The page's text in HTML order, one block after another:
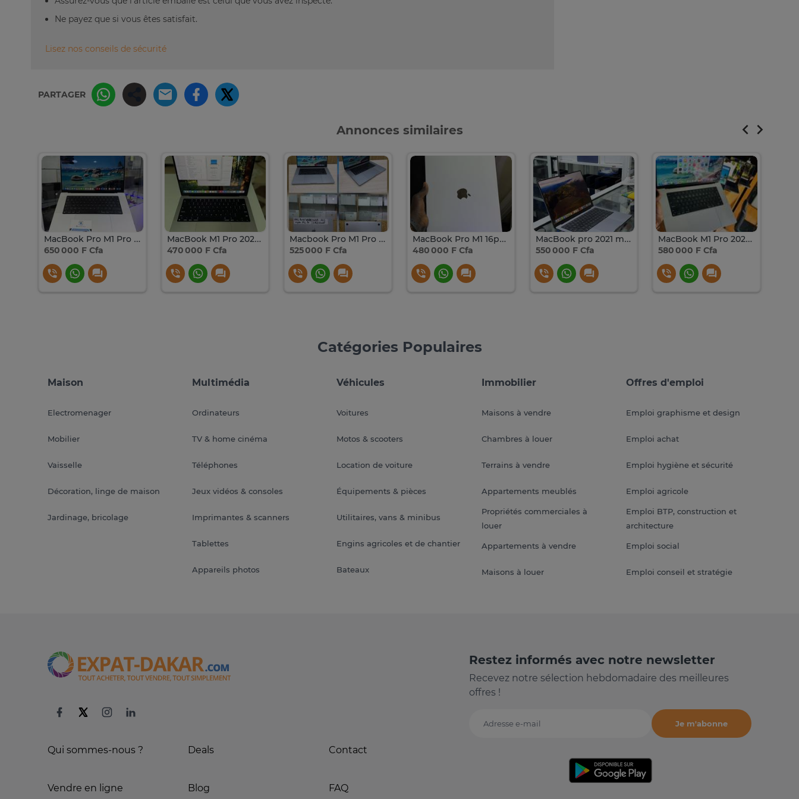
Ne payez que si vous êtes satisfait.
Lisez nos conseils de sécurité
PARTAGER
Annonces similaires
MacBook Pro M1 Pro 32Go 512Go 16pouces
650 000 F Cfa
MacBook M1 Pro 2021 512 giga ram16
470 000 F Cfa
Macbook Pro M1 Pro 2021
525 000 F Cfa
MacBook Pro M1 16pouces mdm
480 000 F Cfa
MacBook pro 2021 m1 Pro
550 000 F Cfa
MacBook M1 Pro 2021 - 16’pouce & 14’pouce
580 000 F Cfa
Catégories Populaires
Maison
Electromenager
Mobilier
Vaisselle
Décoration, linge de maison
Jardinage, bricolage
Multimédia
Ordinateurs
TV & home cinéma
Téléphones
Jeux vidéos & consoles
Imprimantes & scanners
Tablettes
Appareils photos
Véhicules
Voitures
Motos & scooters
Location de voiture
Équipements & pièces
Utilitaires, vans & minibus
Engins agricoles et de chantier
Bateaux
Immobilier
Maisons à vendre
Chambres à louer
Terrains à vendre
Appartements meublés
Propriétés commerciales à
louer
Appartements à vendre
Maisons à louer
Offres d'emploi
Emploi graphisme et design
Emploi achat
Emploi hygiène et sécurité
Emploi agricole
Emploi BTP, construction et
architecture
Emploi social
Emploi conseil et stratégie
Qui sommes-nous ?
Vendre en ligne
Deals
Blog
Contact
FAQ
Restez informés avec notre newsletter
Recevez notre sélection hebdomadaire des meilleures
offres !
Adresse e-mail
Je m'abonne